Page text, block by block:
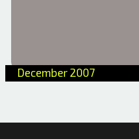
December 2007